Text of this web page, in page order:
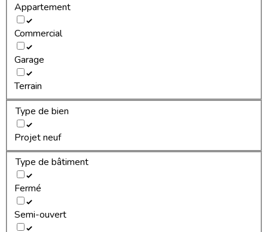
Appartement
Commercial
Garage
Terrain
Type de bien
Projet neuf
Type de bâtiment
Fermé
Semi-ouvert